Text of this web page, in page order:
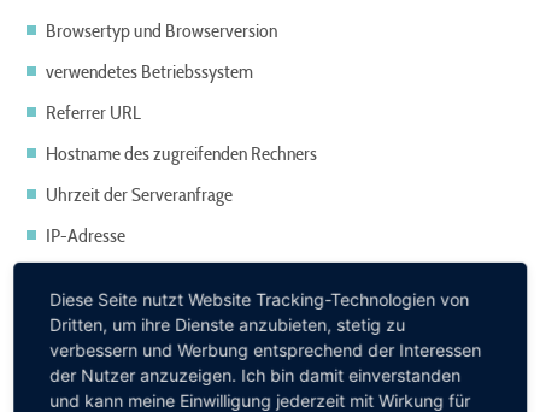
Browsertyp und Browserversion
verwendetes Betriebssystem
Referrer URL
Hostname des zugreifenden Rechners
Uhrzeit der Serveranfrage
IP-Adresse
nicht vorgenommen.
Grundlage für die Datenverarbeitung ist Art. 6 Abs. 1 lit. f DSGVO,
der die Verarbeitung von Daten zur Erfüllung eines Vertrags oder
Diese Seite nutzt Website Tracking-Technologien von
Dritten, um ihre Dienste anzubieten, stetig zu
verbessern und Werbung entsprechend der Interessen
der Nutzer anzuzeigen. Ich bin damit einverstanden
und kann meine Einwilligung jederzeit mit Wirkung für